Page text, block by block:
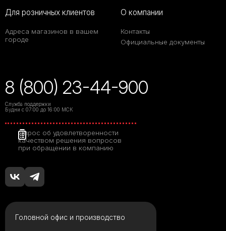
Для розничных клиентов
Адреса магазинов в вашем
городе
О компании
Контакты
Официальные документы
8 (800) 23-44-900
Служба поддержки
Будни с 07:00 до 16:00 МСК
Опрос об удовлетворенности
качеством решения вопросов
при обращении в компанию
Головной офис и производство